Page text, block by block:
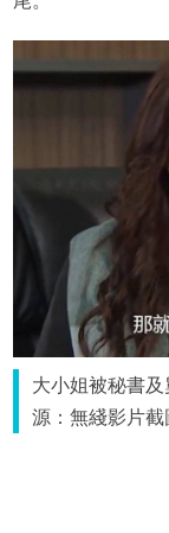
大小姐被秘書
源：無綫影片截